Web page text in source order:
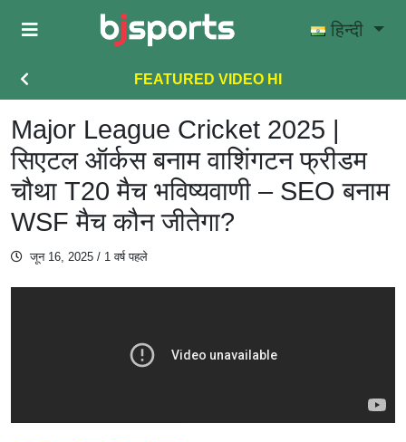
Skip to main content
हिन्दी
FEATURED VIDEO HI
Major League Cricket 2025 |
सिएटल ऑर्कस बनाम वाशिंगटन फ्रीडम
चौथा T20 मैच भविष्यवाणी – SEO बनाम
WSF मैच कौन जीतेगा?
जून 16, 2025 / 1 वर्ष पहले